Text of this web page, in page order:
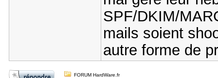
SPF/DKIM/
mails soient
autre forme de
FORUM HardWare.fr